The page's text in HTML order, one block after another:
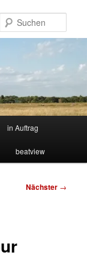
in Auftrag
beatview
Nächster →